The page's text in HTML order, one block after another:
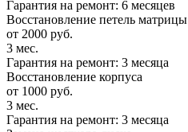
Гарантия на ремонт: 6 месяцев
Восстановление петель матрицы
от 2000 руб.
3 мес.
Гарантия на ремонт: 3 месяца
Восстановление корпуса
от 1000 руб.
3 мес.
Гарантия на ремонт: 3 месяца